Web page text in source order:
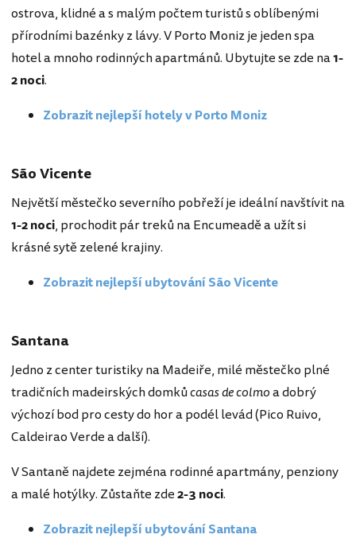
ostrova, klidné a s malým počtem turistů s oblíbenými
přírodními bazénky z lávy. V Porto Moniz je jeden spa
hotel a mnoho rodinných apartmánů. Ubytujte se zde na1-
2 noci.
Zobrazit nejlepší hotely v Porto Moniz
São Vicente
Největší městečko severního pobřeží je ideální navštívit na
1-2 noci, prochodit pár treků na Encumeadě a užít si
krásné sytě zelené krajiny.
Zobrazit nejlepší ubytování São Vicente
Santana
Jedno z center turistiky na Madeiře, milé městečko plné
tradičních madeirských domkůcasas de colmoa dobrý
výchozí bod pro cesty do hor a podél levád (Pico Ruivo,
Caldeirao Verde a další).
V Santaně najdete zejména rodinné apartmány, penziony
a malé hotýlky. Zůstaňte zde2-3 noci.
Zobrazit nejlepší ubytování Santana